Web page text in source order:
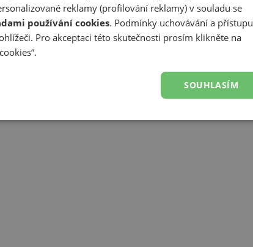
reklamy (profilování reklamy) v souladu se
používání cookies. Podmínky uchovávání a přístupu
Pro akceptaci této skutečnosti prosím klikněte na
SOUHLASÍM